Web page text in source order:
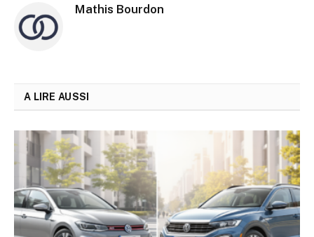
Mathis Bourdon
A LIRE AUSSI